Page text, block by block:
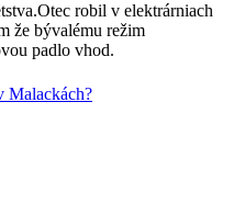
Malackách?
robil v elektrárniach
že bývalému režim
padlo vhod.